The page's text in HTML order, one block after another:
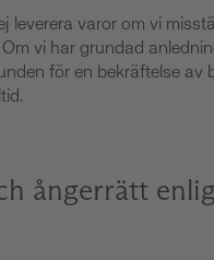
leverera varor om vi
vi har grundad
för en bekräftelse av
ångerrätt